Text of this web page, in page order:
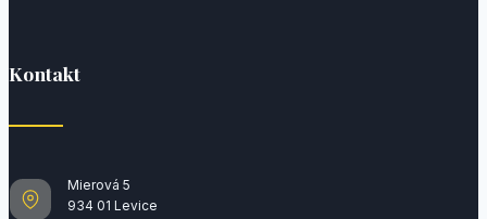
Kontakt
Mierová 5
934 01 Levice